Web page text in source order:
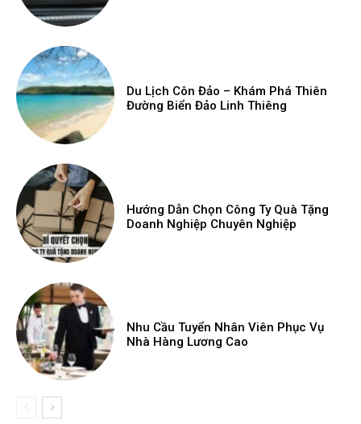
Du Lịch Côn Đảo – Khám Phá Thiên
Đường Biển Đảo Linh Thiêng
Hướng Dẫn Chọn Công Ty Quà Tặng
Doanh Nghiệp Chuyên Nghiệp
Nhu Cầu Tuyển Nhân Viên Phục Vụ
Nhà Hàng Lương Cao